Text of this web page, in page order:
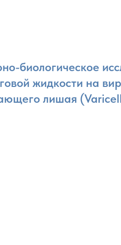
биологическое
жидкости на
лишая